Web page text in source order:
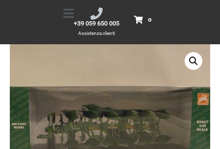
+39 059 650 005
Assistenza clienti
0
Prodotti Cayron 200